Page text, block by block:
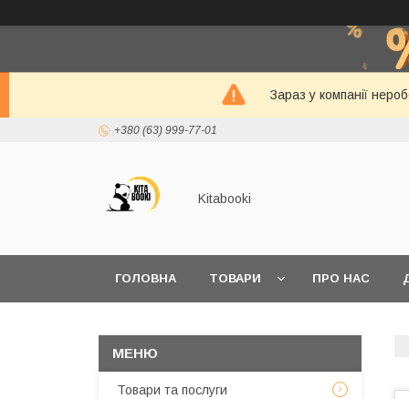
Зараз у компанії
+380 (63) 999-77-01
Kitabooki
ГОЛОВНА ТОВАРИ ПРО НАС
Товари та послуги